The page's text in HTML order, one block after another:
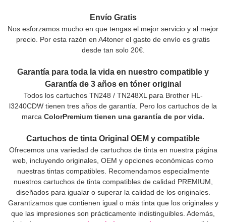
Envío Gratis
Nos esforzamos mucho en que tengas el mejor servicio y al mejor
precio. Por esta razón en A4toner el gasto de envío es gratis
desde tan solo 20€.
Garantía para toda la vida en nuestro compatible y
Garantía de 3 años en tóner original
Todos los cartuchos TN248 / TN248XL para Brother HL-
l3240CDW tienen tres años de garantía. Pero los cartuchos de la
marca ColorPremium tienen una garantía de por vida.
Cartuchos de tinta Original OEM y compatible
Ofrecemos una variedad de cartuchos de tinta en nuestra página
web, incluyendo originales, OEM y opciones económicas como
nuestras tintas compatibles. Recomendamos especialmente
nuestros cartuchos de tinta compatibles de calidad PREMIUM,
diseñados para igualar o superar la calidad de los originales.
Garantizamos que contienen igual o más tinta que los originales y
que las impresiones son prácticamente indistinguibles. Además,